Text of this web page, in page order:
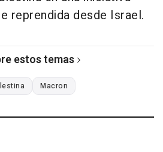
reprendida desde Israel.
estos temas
Macron